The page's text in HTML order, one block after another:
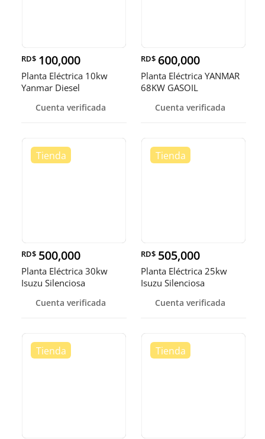
RD$ 100,000
Planta Eléctrica 10kw
Yanmar Diesel
Cuenta verificada
RD$ 600,000
Planta Eléctrica YANMAR
68KW GASOIL
Cuenta verificada
RD$ 500,000
Planta Eléctrica 30kw
Isuzu Silenciosa
Cuenta verificada
RD$ 505,000
Planta Eléctrica 25kw
Isuzu Silenciosa
Cuenta verificada